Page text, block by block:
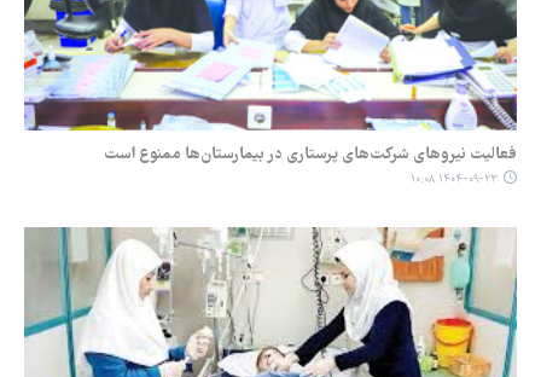
فعالیت نیروهای شرکت‌های پرستاری در بیمارستان‌ها ممنوع است
۱۴۰۴-۰۹-۲۳ ۱۰:۰۸